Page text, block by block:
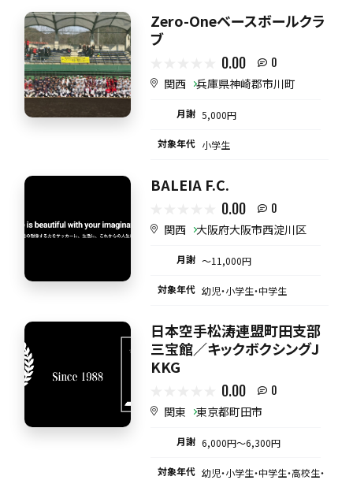
Zero-Oneベースボールクラ
ブ
0.00 0
関西 兵庫県神崎郡市川町
月謝 5,000円
対象年代 小学生
BALEIA F.C.
0.00 0
関西 大阪府大阪市西淀川区
月謝 〜11,000円
対象年代 幼児・小学生・中学生
日本空手松涛連盟町田支部
三宝館／キックボクシングJ
KKG
0.00 0
関東 東京都町田市
月謝 6,000円〜6,300円
対象年代 幼児・小学生・中学生・高校生・